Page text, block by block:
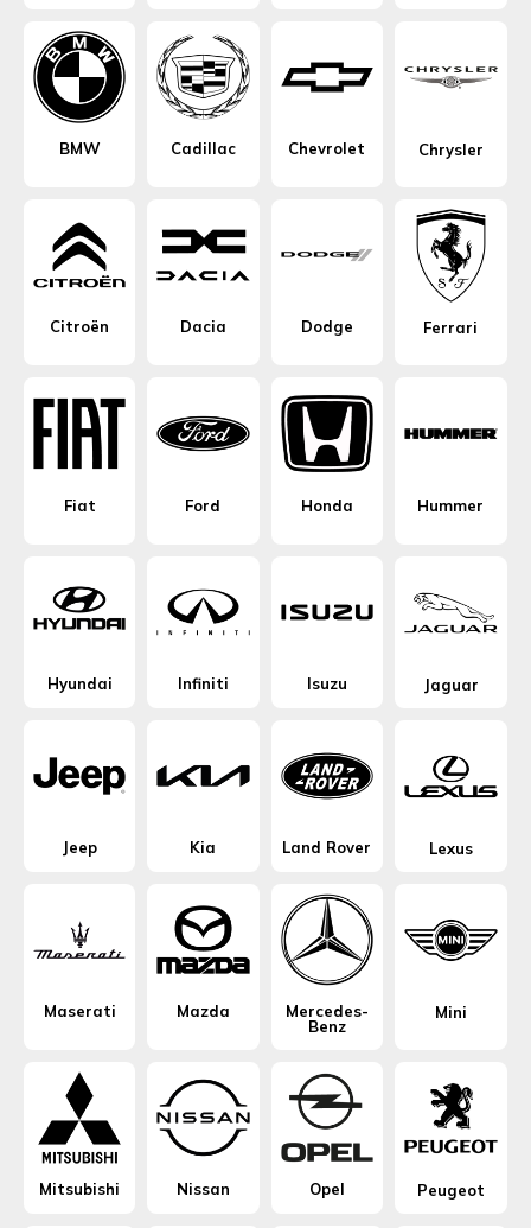
BMW Cadillac Chevrolet Chrysler
Citroën Dacia Dodge Ferrari
Fiat Ford Honda Hummer
Hyundai Infiniti Isuzu Jaguar
Jeep Kia Land Rover Lexus
Maserati Mazda
Mercedes-
Benz
Mini
Mitsubishi Nissan Opel Peugeot